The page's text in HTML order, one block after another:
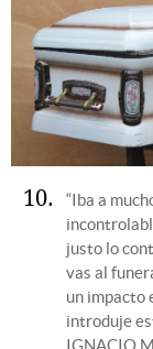
10
“Iba a
justo lo
vas al
un impacto
introduje
IGNACIO